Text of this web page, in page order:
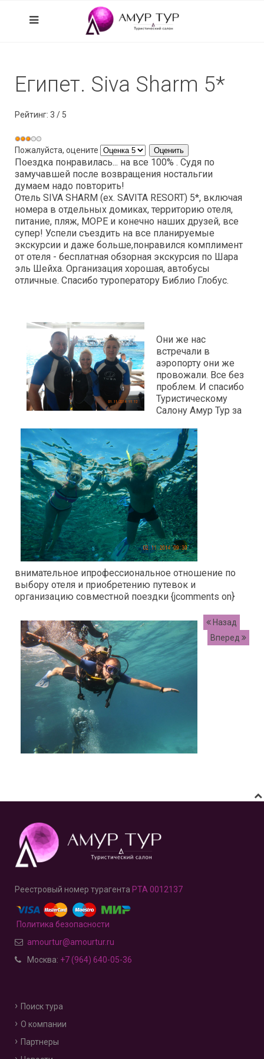
Египет. Siva Sharm 5*
Рейтинг: 3 / 5
Пожалуйста, оцените
Поездка понравилась... на все 100% . Судя по
замучавшей после возвращения ностальгии
думаем надо повторить!
Отель SIVA SHARM (ex. SAVITA RESORT) 5*, включая
номера в отдельных домиках, территорию отеля,
питание, пляж, МОРЕ и конечно наших друзей, все
супер! Успели съездить на все планируемые
экскурсии и даже больше,понравился комплимент
от отеля - бесплатная обзорная экскурсия по Шара
эль Шейха. Организация хорошая, автобусы
отличные. Спасибо туроператору Библио Глобус.
Они же нас
встречали в
аэропорту они же
провожали. Все без
проблем. И спасибо
Туристическому
Салону Амур Тур за
внимательное ипрофессиональное отношение по
выбору отеля и приобретению путевок и
организацию совместной поездки {jcomments on}
Назад
Вперед
Реестровый номер турагента РТА 0012137
Политика безопасности
amourtur@amourtur.ru
Москва: +7 (964) 640-05-36
Поиск тура
О компании
Партнеры